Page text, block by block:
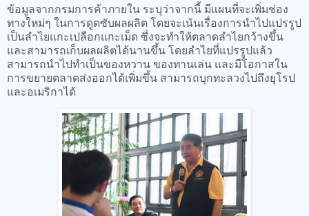
ข้อมูลจากกรมการค้าภายใน ระบุว่าจากนี้ มีแผนที่จะเพิ่มช่อง
ทางใหม่ๆ ในการดูดซับผลผลิต โดยจะเน้นเรื่องการนำไปแปรรูป
เป็นลำไยแกะเปลือกแกะเม็ด ซึ่งจะทำให้ตลาดลำไยกว้างขึ้น
และสามารถเก็บผลผลิตได้นานขึ้น โดยลำไยที่แปรรูปแล้ว
สามารถนำไปทำเป็นของหวาน ของทานเล่น และมีโอกาสใน
การขยายตลาดส่งออกได้เพิ่มขึ้น สามารถบุกทะลวงไปถึงยุโรป
และอเมริกาได้